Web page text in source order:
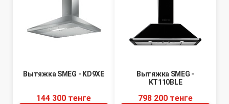
Вытяжка SMEG - KD9XE
144 300 тенге
Вытяжка SMEG -
KT110BLE
798 200 тенге